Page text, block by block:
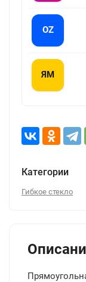
OZ
ЯМ
Категории
Гибкое стекло